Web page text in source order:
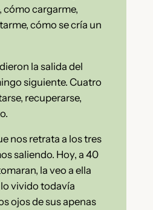
cómo cargarme,
cómo se cría un
la salida del
siguiente. Cuatro
recuperarse,
nos retrata a los tres
saliendo. Hoy, a 40
la veo a ella
vivido todavía
ojos de sus apenas